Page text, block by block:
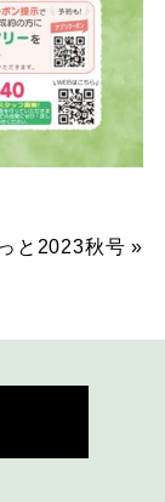
と2023秋号 »